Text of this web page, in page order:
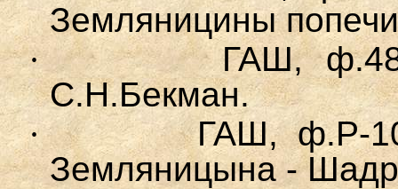
Земляницины
·
ГАШ,
С.Н.Бекман.
·
ГАШ, ф.Р-
Земляницына-